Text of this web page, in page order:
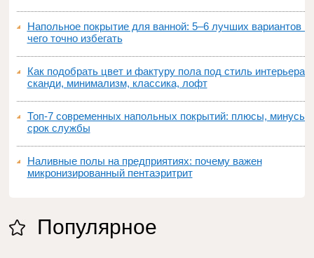
Напольное покрытие для ванной: 5–6 лучших вариантов и
чего точно избегать
Как подобрать цвет и фактуру пола под стиль интерьера:
сканди, минимализм, классика, лофт
Топ‑7 современных напольных покрытий: плюсы, минусы,
срок службы
Наливные полы на предприятиях: почему важен
микронизированный пентаэритрит
Популярное